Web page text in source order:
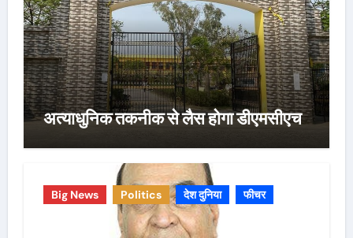
अत्याधुनिक तकनीक से लैस होगा डीएमसीएच
Big News Politics देश दुनिया फीचर